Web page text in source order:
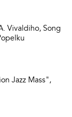
Vivaldiho, Song
Jazz Mass",